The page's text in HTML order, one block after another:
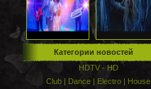
Категории новостей
HDTV - HD
Club | Dance | Electro | House